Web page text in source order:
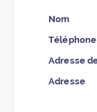
Nom
Téléphone
Adresse
Adresse